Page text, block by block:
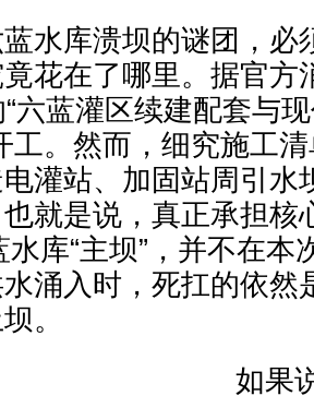
库溃坝的谜团，必
花在了哪里。据官方
六蓝灌区续建配套与
工。然而，细究施工
灌站、加固站周引水
就是说，真正承担核
库“主坝”，并不在本
涌入时，死扛的依然
。
如果说